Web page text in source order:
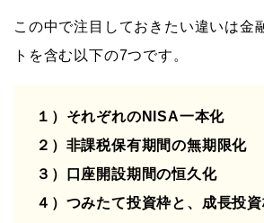
この中で注目しておきたい違いは金
トを含む以下の7つです。
１）それぞれのNISA一本化
２）非課税保有期間の無期限化
３）口座開設期間の恒久化
４）つみたて投資枠と、成長投